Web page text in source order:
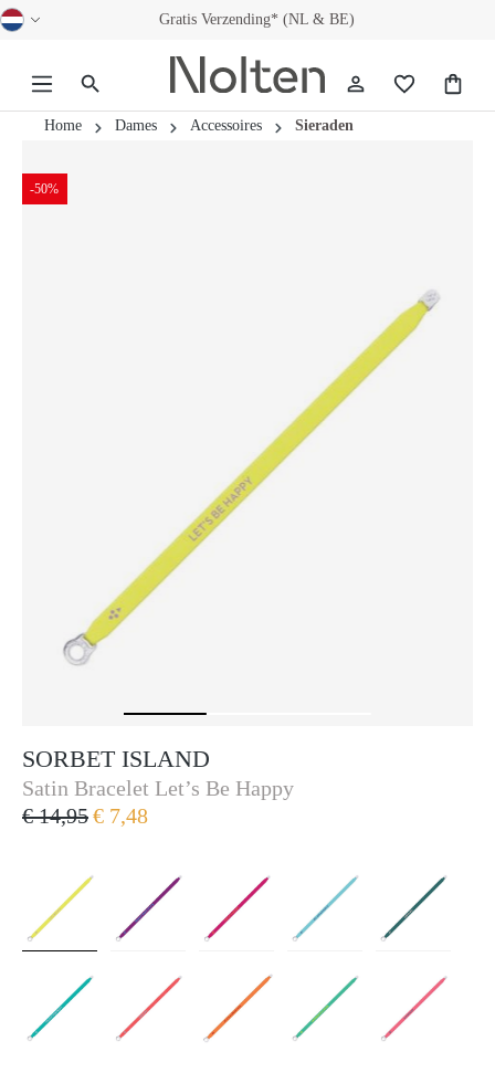
Gratis Verzending* (NL & BE)
Home Dames Accessoires Sieraden
-50%
SORBET ISLAND
Sorbet Island
Satin Bracelet Let’s Be Happy
€ 14,95€ 7,48